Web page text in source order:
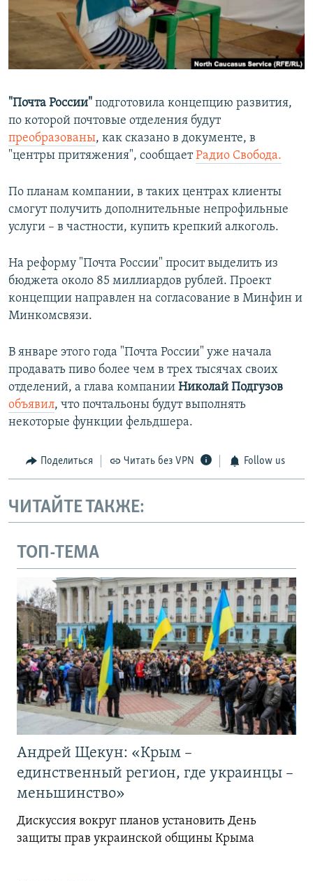
ПОБЕДИТЕЛЕЙ НЕ СУДЯТ?
КРЫМ.НЕПОКОРЕННЫЙ
ELIFBE
ПРИСОЕДИНЯЙТЕСЬ!
Все сайты RFE/RL
"Почта России" подготовила концепцию развития,
по которой почтовые отделения будут
преобразованы, как сказано в документе, в
"центры притяжения", сообщаетРадио Свобода.
По планам компании, в таких центрах клиенты
смогут получить дополнительные непрофильные
услуги – в частности, купить крепкий алкоголь.
На реформу "Почта России" просит выделить из
бюджета около 85 миллиардов рублей. Проект
концепции направлен на согласование в Минфин и
Минкомсвязи.
В январе этого года "Почта России" уже начала
продавать пиво более чем в трех тысячах своих
отделений, а глава компании Николай Подгузов
объявил, что почтальоны будут выполнять
некоторые функции фельдшера.
Поделиться Читать без VPN Follow us
ЧИТАЙТЕ ТАКЖЕ:
ТОП-ТЕМА
Андрей Щекун: «Крым –
единственный регион, где украинцы –
меньшинство»
Дискуссия вокруг планов установить День
защиты прав украинской общины Крыма